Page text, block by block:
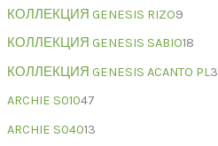
КОЛЛЕКЦИЯ GENESIS RIZO9
КОЛЛЕКЦИЯ GENESIS SABIO18
КОЛЛЕКЦИЯ GENESIS ACANTO PL3
ARCHIE S01047
ARCHIE S04013